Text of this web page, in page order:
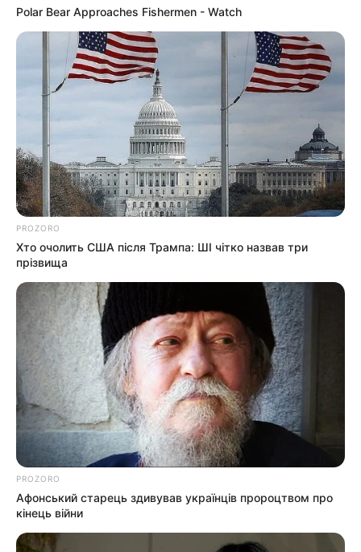
22.01.2025 22:35
Polar Bear Approaches Fishermen - Watch
PROZORO
Хто очолить США після Трампа: ШІ чітко назвав три
прізвища
PROZORO
Афонський старець здивував українців пророцтвом про
кінець війни